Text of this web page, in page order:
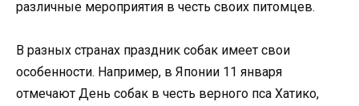
различные мероприятия в честь своих питомцев.
В разных странах праздник собак имеет свои
особенности. Например, в Японии 11 января
отмечают День собак в честь верного пса Хатико,